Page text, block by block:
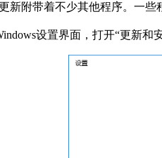
新附带着不少其他程序。一
设置界面，打开“更新和安